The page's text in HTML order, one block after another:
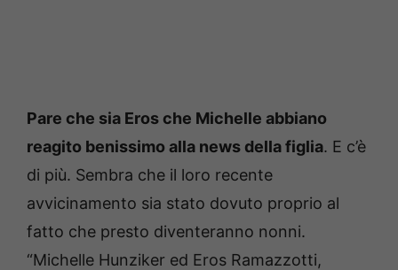
Pare che sia Eros che Michelle abbiano
reagito benissimo alla news della figlia. E c’è
di più. Sembra che il loro recente
avvicinamento sia stato dovuto proprio al
fatto che presto diventeranno nonni.
“Michelle Hunziker ed Eros Ramazzotti,